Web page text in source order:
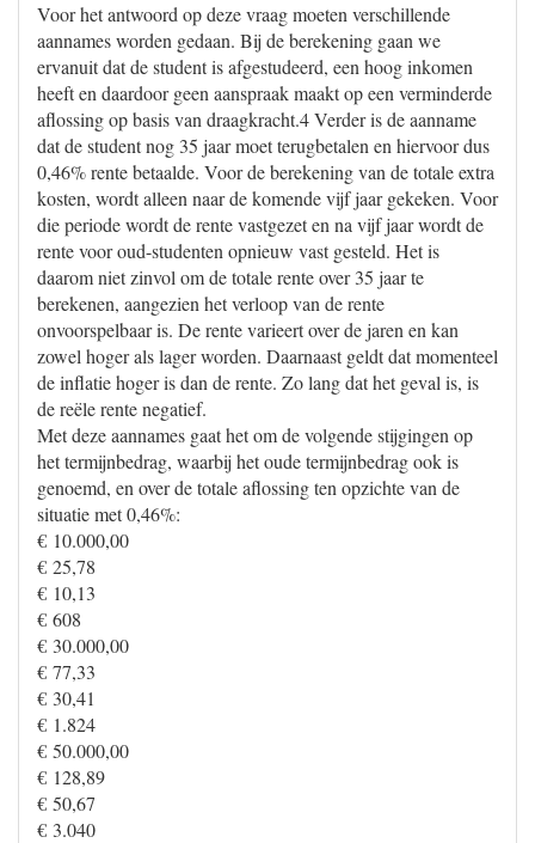
Voor het antwoord op deze vraag moeten verschillende
aannames worden gedaan. Bij de berekening gaan we
ervanuit dat de student is afgestudeerd, een hoog inkomen
heeft en daardoor geen aanspraak maakt op een verminderde
aflossing op basis van draagkracht.4 Verder is de aanname
dat de student nog 35 jaar moet terugbetalen en hiervoor dus
0,46% rente betaalde. Voor de berekening van de totale extra
kosten, wordt alleen naar de komende vijf jaar gekeken. Voor
die periode wordt de rente vastgezet en na vijf jaar wordt de
rente voor oud-studenten opnieuw vast gesteld. Het is
daarom niet zinvol om de totale rente over 35 jaar te
berekenen, aangezien het verloop van de rente
onvoorspelbaar is. De rente varieert over de jaren en kan
zowel hoger als lager worden. Daarnaast geldt dat momenteel
de inflatie hoger is dan de rente. Zo lang dat het geval is, is
de reële rente negatief.
Met deze aannames gaat het om de volgende stijgingen op
het termijnbedrag, waarbij het oude termijnbedrag ook is
genoemd, en over de totale aflossing ten opzichte van de
situatie met 0,46%:
€ 10.000,00
€ 25,78
€ 10,13
€ 608
€ 30.000,00
€ 77,33
€ 30,41
€ 1.824
€ 50.000,00
€ 128,89
€ 50,67
€ 3.040